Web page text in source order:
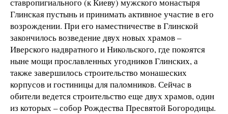
Глинская пустынь и принимать активное участие в его
возрождении. При его наместничестве в Глинской
закончилось возведение двух новых храмов –
Иверского надвратного и Никольского, где покоятся
ныне мощи прославленных угодников Глинских, а
также завершилось строительство монашеских
корпусов и гостиницы для паломников. Сейчас в
обители ведется строительство еще двух храмов, один
из которых – собор Рождества Пресвятой Богородицы.